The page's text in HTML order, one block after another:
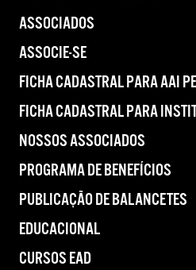
ASSOCIADOS
ASSOCIE-SE
FICHA CADASTRAL PARA AAI
FICHA CADASTRAL PARA
NOSSOS ASSOCIADOS
PROGRAMA DE BENEFÍCIOS
PUBLICAÇÃO DE BALANCETES
EDUCACIONAL
CURSOS EAD